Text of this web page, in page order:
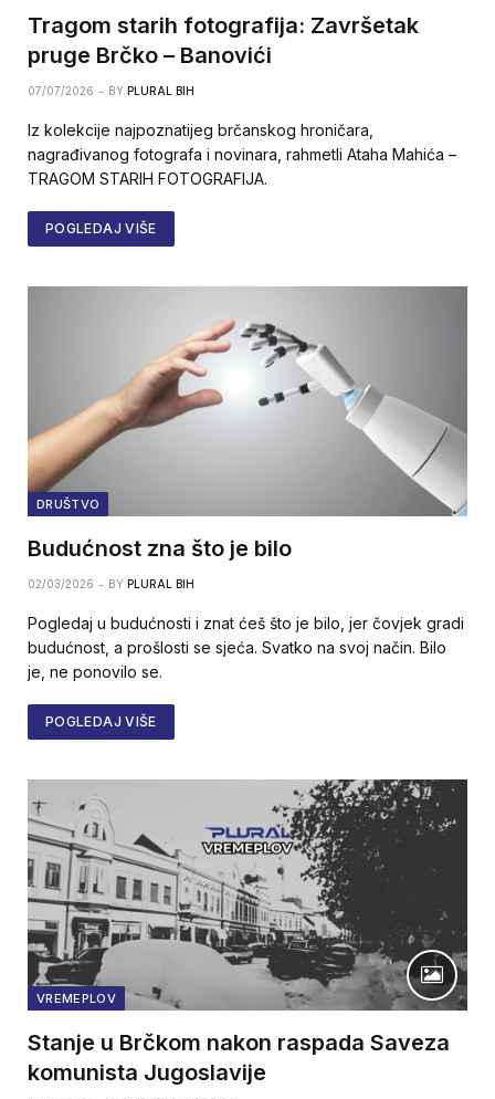
Tragom starih fotografija: Završetak
pruge Brčko – Banovići
07/07/2026 BY PLURAL BIH
Iz kolekcije najpoznatijeg brčanskog hroničara,
nagrađivanog fotografa i novinara, rahmetli Ataha Mahića –
TRAGOM STARIH FOTOGRAFIJA.
POGLEDAJ VIŠE
DRUŠTVO
Budućnost zna što je bilo
02/03/2026 BY PLURAL BIH
Pogledaj u budućnosti i znat ćeš što je bilo, jer čovjek gradi
budućnost, a prošlosti se sjeća. Svatko na svoj način. Bilo
je, ne ponovilo se.
POGLEDAJ VIŠE
VREMEPLOV
Stanje u Brčkom nakon raspada Saveza
komunista Jugoslavije